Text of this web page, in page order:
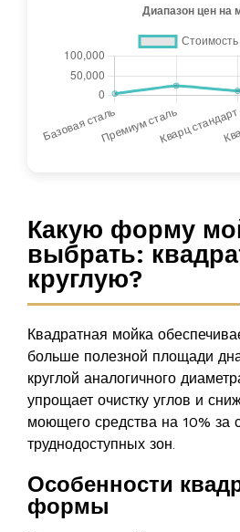
Какую форму
выбрать:
круглую?
Квадратная мойка
больше полезной площади
круглой аналогичного
упрощает очистку углов и
моющего средства на 10% за
труднодоступных зон.
Особенности
формы